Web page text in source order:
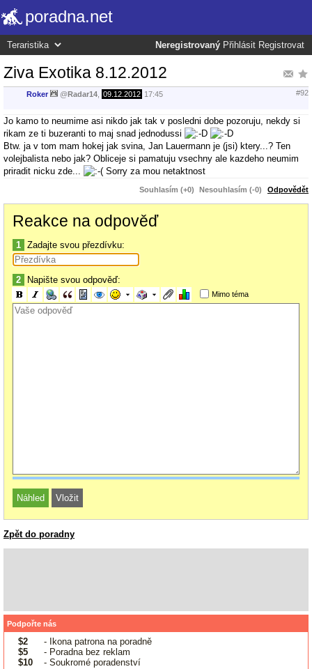
poradna.net
Neregistrovaný Přihlásit Registrovat
Ziva Exotika 8.12.2012
Roker @Radar14 09.12.2012 17:45 #92
Jo kamo to neumime asi nikdo jak tak v posledni dobe pozoruju, nekdy si
rikam ze ti buzeranti to maj snad jednodussi
Btw. ja v tom mam hokej jak svina, Jan Lauermann je (jsi) ktery...? Ten
volejbalista nebo jak? Obliceje si pamatuju vsechny ale kazdeho neumim
priradit nicku zde...
Sorry za mou netaktnost
Souhlasím (+0) Nesouhlasím (-0) Odpovědět
Reakce na odpověď
1 Zadajte svou přezdívku:
2 Napište svou odpověď:
Mimo téma
Zpět do poradny
Podpořte nás
$2
- Ikona patrona na poradně
$5
- Poradna bez reklam
$10
- Soukromé poradenství